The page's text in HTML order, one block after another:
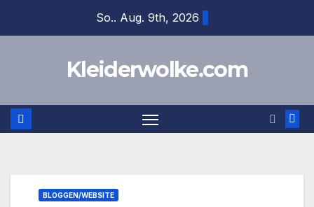
So.. Aug. 9th, 2026
Kleiderwolke.com
BLOGGEN/WEBSITE